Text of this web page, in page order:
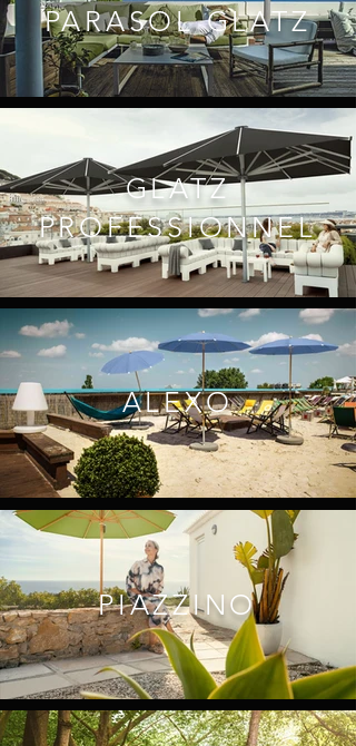
PARASOL GLATZ
GLATZ
PROFESSIONNEL
ALEXO
PIAZZINO